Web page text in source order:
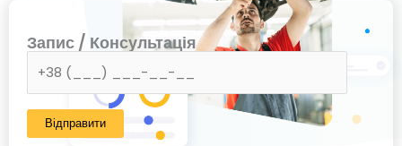
Запис / Консультація